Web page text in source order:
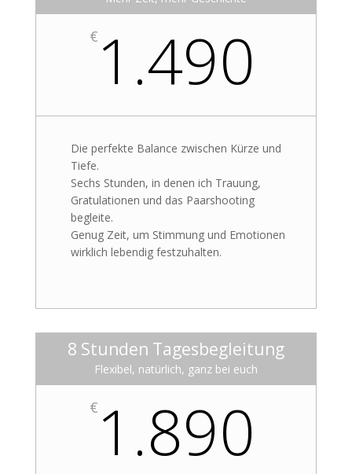
€1.490
Die perfekte Balance zwischen Kürze und
Tiefe.
Sechs Stunden, in denen ich Trauung,
Gratulationen und das Paarshooting
begleite.
Genug Zeit, um Stimmung und Emotionen
wirklich lebendig festzuhalten.
8 Stunden Tagesbegleitung
Flexibel, natürlich, ganz bei euch
€1.890